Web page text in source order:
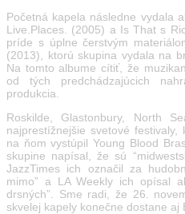
Početná kapela následne vydala
Live.Places. (2005) a Is That s
príde s úplne čerstvým
(2013), ktorú skupina vydala na
Na tomto albume cítiť, že
od tých predchádzajúcich
produkcia.
Roskilde, Glastonbury, North
najprestížnejšie svetové
na ňom vystúpil Young Blood
skupine napísal, že sú
JazzTimes ich označil za
mimo” a LA Weekly ich opísal
drsných”. Sme radi, že 26.
skvelej kapely konečne dostane aj